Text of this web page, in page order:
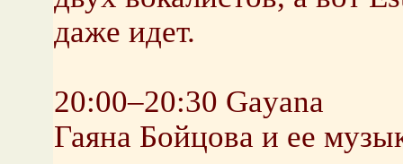
даже идет.
20:00–20:30 Gayana
Гаяна Бойцова и ее